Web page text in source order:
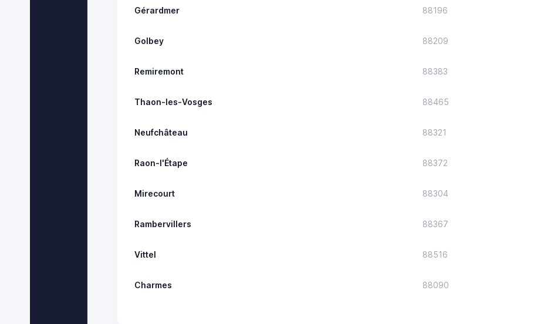
Gérardmer 88196
Golbey 88209
Remiremont 88383
Thaon-les-Vosges 88465
Neufchâteau 88321
Raon-l'Étape 88372
Mirecourt 88304
Rambervillers 88367
Vittel 88516
Charmes 88090